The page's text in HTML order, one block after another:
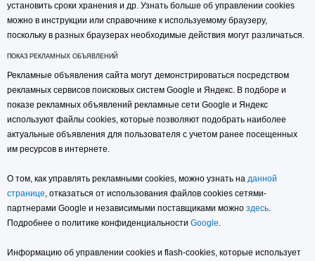
установить сроки хранения и др. Узнать больше об управлении cookies
можно в инструкции или справочнике к используемому браузеру,
поскольку в разных браузерах необходимые действия могут различаться.
ПОКАЗ РЕКЛАМНЫХ ОБЪЯВЛЕНИЙ
Рекламные объявления сайта могут демонстрироваться посредством
рекламных сервисов поисковых систем Google и Яндекс. В подборе и
показе рекламных объявлений рекламные сети Google и Яндекс
используют файлы cookies, которые позволяют подобрать наиболее
актуальные объявления для пользователя с учетом ранее посещенных
им ресурсов в интернете.
О том, как управлять рекламными cookies, можно узнать на данной
странице, отказаться от использования файлов cookies сетями-
партнерами Google и независимыми поставщиками можно здесь.
Подробнее о политике конфиденциальности Google.
Информацию об управлении cookies и flash-cookies, которые использует